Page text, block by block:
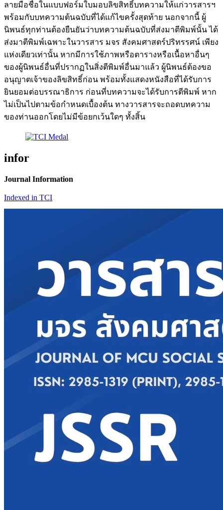
ลายมือชื่อในแบบฟอร์มใบมอบลิขสิทธิ์บทความให้แก่วารสารฯ
พร้อมกับบทความต้นฉบับที่ได้แก้ไขครั้งสุดท้าย นอกจากนี้ ผู้
นิพนธ์ทุกท่านต้องยืนยันว่าบทความต้นฉบับที่ส่งมาตีพิมพ์นั้น ได้
ส่งมาตีพิมพ์เฉพาะในวารสาร มจร สังคมศาสตร์ปริทรรศน์ เพียง
แห่งเดียวเท่านั้น หากมีการใช้ภาพหรือตารางหรือเนื้อหาอื่นๆ
ของผู้นิพนธ์อื่นที่ปรากฏในสิ่งตีพิมพ์อื่นมาแล้ว ผู้นิพนธ์ต้องขอ
อนุญาตเจ้าของลิขสิทธิ์ก่อน พร้อมทั้งแสดงหนังสือที่ได้รับการ
ยินยอมต่อบรรณาธิการ ก่อนที่บทความจะได้รับการตีพิมพ์ หาก
ไม่เป็นไปตามข้อกำหนดเบื้องต้น ทางวารสารจะถอดบทความ
ของท่านออกโดยไม่มีข้อยกเว้นใดๆ ทั้งสิ้น
infor
Journal Information
Indexed in TCI